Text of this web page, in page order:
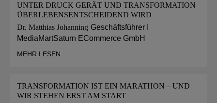
UNTER DRUCK GERÄT UND TRANSFORMATION
ÜBERLEBENSENTSCHEIDEND WIRD
Dr. Matthias Johanning Geschäftsführer I
MediaMartSaturn ECommerce GmbH
MEHR LESEN
TRANSFORMATION IST EIN MARATHON – UND
WIR STEHEN ERST AM START